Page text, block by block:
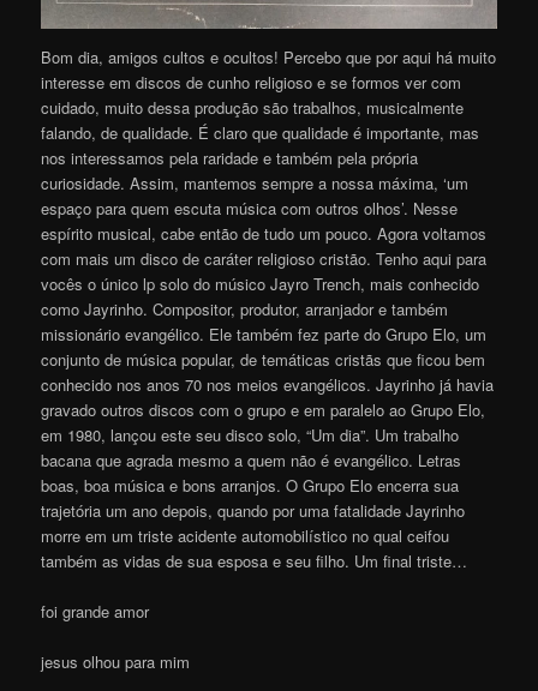
Bom dia, amigos cultos e ocultos! Percebo que por aqui há muito
interesse em discos de cunho religioso e se formos ver com
cuidado, muito dessa produção são trabalhos, musicalmente
falando, de qualidade. É claro que qualidade é importante, mas
nos interessamos pela raridade e também pela própria
curiosidade. Assim, mantemos sempre a nossa máxima, ‘um
espaço para quem escuta música com outros olhos’. Nesse
espírito musical, cabe então de tudo um pouco. Agora voltamos
com mais um disco de caráter religioso cristão. Tenho aqui para
vocês o único lp solo do músico Jayro Trench, mais conhecido
como Jayrinho. Compositor, produtor, arranjador e também
missionário evangélico. Ele também fez parte do Grupo Elo, um
conjunto de música popular, de temáticas cristãs que ficou bem
conhecido nos anos 70 nos meios evangélicos. Jayrinho já havia
gravado outros discos com o grupo e em paralelo ao Grupo Elo,
em 1980, lançou este seu disco solo, “Um dia”. Um trabalho
bacana que agrada mesmo a quem não é evangélico. Letras
boas, boa música e bons arranjos. O Grupo Elo encerra sua
trajetória um ano depois, quando por uma fatalidade Jayrinho
morre em um triste acidente automobilístico no qual ceifou
também as vidas de sua esposa e seu filho. Um final triste…
foi grande amor
jesus olhou para mim